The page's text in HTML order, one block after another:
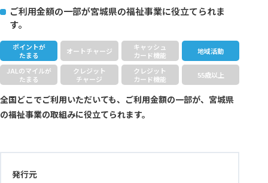
ご利用金額の一部が宮城県の福祉事業に役立てられま
す。
ポイントが
たまる
オートチャージ
キャッシュ
カード機能
地域活動
JALのマイルが
たまる
クレジット
チャージ
クレジット
カード機能
55歳以上
全国どこでご利用いただいても、ご利用金額の一部が、宮城県
の福祉事業の取組みに役立てられます。
発行元